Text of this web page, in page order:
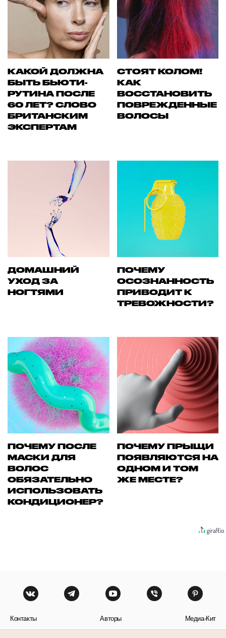
КАКОЙ ДОЛЖНА
БЫТЬ БЬЮТИ-
РУТИНА ПОСЛЕ
60 ЛЕТ? СЛОВО
БРИТАНСКИМ
ЭКСПЕРТАМ
СТОЯТ КОЛОМ!
КАК
ВОССТАНОВИТЬ
ПОВРЕЖДЕННЫЕ
ВОЛОСЫ
ДОМАШНИЙ
УХОД ЗА
НОГТЯМИ
ПОЧЕМУ
ОСОЗНАННОСТЬ
ПРИВОДИТ К
ТРЕВОЖНОСТИ?
ПОЧЕМУ ПОСЛЕ
МАСКИ ДЛЯ
ВОЛОС
ОБЯЗАТЕЛЬНО
ИСПОЛЬЗОВАТЬ
КОНДИЦИОНЕР?
ПОЧЕМУ ПРЫЩИ
ПОЯВЛЯЮТСЯ НА
ОДНОМ И ТОМ
ЖЕ МЕСТЕ?
Контакты Авторы Медиа-Кит